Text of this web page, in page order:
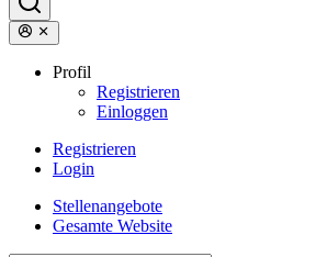
Profil
Registrieren
Einloggen
Registrieren
Login
Stellenangebote
Gesamte Website